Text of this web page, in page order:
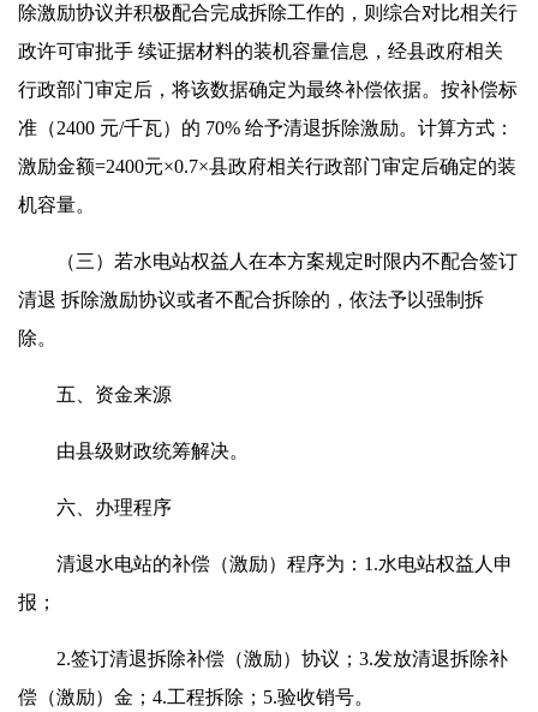
除激励协议并积极配合完成拆除工作的，则综合对比相关行
政许可审批手 续证据材料的装机容量信息，经县政府相关
行政部门审定后，将该数据确定为最终补偿依据。按补偿标
准（2400 元/千瓦）的 70% 给予清退拆除激励。计算方式：
激励金额=2400元×0.7×县政府相关行政部门审定后确定的装
机容量。
（三）若水电站权益人在本方案规定时限内不配合签订
清退 拆除激励协议或者不配合拆除的，依法予以强制拆
除。
五、资金来源
由县级财政统筹解决。
六、办理程序
清退水电站的补偿（激励）程序为：1.水电站权益人申
报；
2.签订清退拆除补偿（激励）协议；3.发放清退拆除补
偿（激励）金；4.工程拆除；5.验收销号。